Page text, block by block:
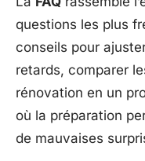
questions les plus
conseils pour
retards, comparer
rénovation en un
où la préparation
de mauvaises